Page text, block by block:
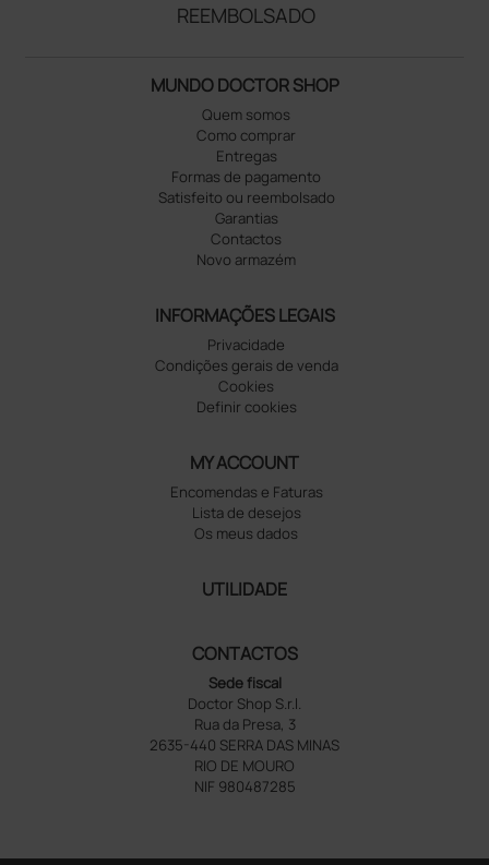
REEMBOLSADO
MUNDO DOCTOR SHOP
Quem somos
Como comprar
Entregas
Formas de pagamento
Satisfeito ou reembolsado
Garantias
Contactos
Novo armazém
INFORMAÇÕES LEGAIS
Privacidade
Condições gerais de venda
Cookies
Definir cookies
MY ACCOUNT
Encomendas e Faturas
Lista de desejos
Os meus dados
UTILIDADE
CONTACTOS
Sede fiscal
Doctor Shop S.r.l.
Rua da Presa, 3
2635-440 SERRA DAS MINAS
RIO DE MOURO
NIF 980487285